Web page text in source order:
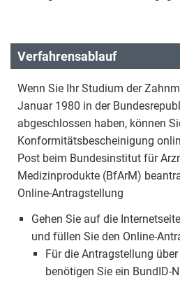
Verfahrensablauf
Wenn Sie Ihr Studium der
Januar 1980 in der
abgeschlossen haben, können
Konformitätsbescheinigung
Post beim Bundesinstitut für
Medizinprodukte (BfArM)
Online-Antragstellung
Gehen Sie auf die
und füllen Sie den Online-
Für die Antragstellung
benötigen Sie ein BundID-